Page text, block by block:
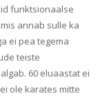
funktsionaalse
annab sulle ka
ei pea tegema
teiste
60 eluaastat ei
ole karates mitte